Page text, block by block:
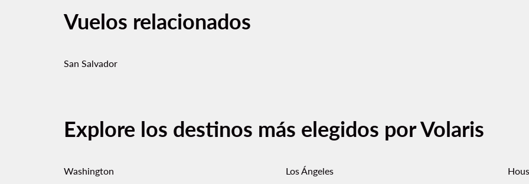
Vuelos relacionados
San Salvador
Explore los destinos más elegidos por Volaris
Washington Los Ángeles